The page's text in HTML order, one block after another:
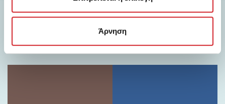
Άρνηση
Προτάσεις συνδυασμού με: